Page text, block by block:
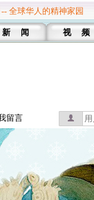
全球华人的精神家园
新 闻 视 频
留言